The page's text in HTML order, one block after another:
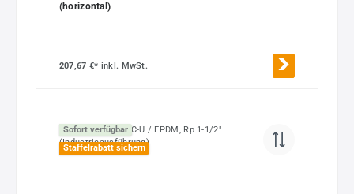
(horizontal)
207,67 €* inkl. MwSt.
Sofort verfügbar
Staffelrabatt sichern